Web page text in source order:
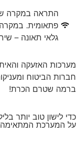
התראה במקרה
פתאומית. במקרה
גלאי תאונה –
מערכות האזעקה
חברות הביטוח
ברמה שטרם הכרת!
כדי לישון טוב יותר
על המערכת המתאימה